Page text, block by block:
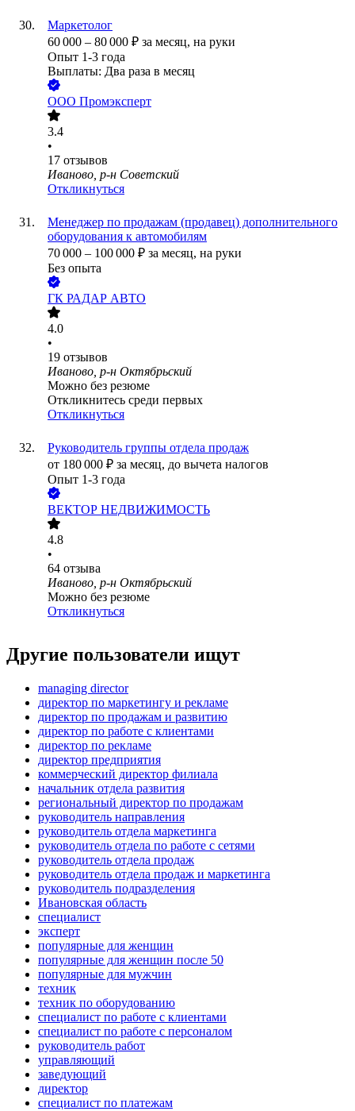
Маркетолог
60 000 – 80 000 ₽ за месяц, на руки
Опыт 1-3 года
Выплаты: Два раза в месяц
ООО Промэксперт
3.4
•
17 отзывов
Иваново, р-н Советский
Откликнуться
Менеджер по продажам (продавец) дополнительного
оборудования к автомобилям
70 000 – 100 000 ₽ за месяц, на руки
Без опыта
ГК РАДАР АВТО
4.0
•
19 отзывов
Иваново, р-н Октябрьский
Можно без резюме
Откликнитесь среди первых
Откликнуться
Руководитель группы отдела продаж
от 180 000 ₽ за месяц, до вычета налогов
Опыт 1-3 года
ВЕКТОР НЕДВИЖИМОСТЬ
4.8
•
64 отзыва
Иваново, р-н Октябрьский
Можно без резюме
Откликнуться
Другие пользователи ищут
managing director
директор по маркетингу и рекламе
директор по продажам и развитию
директор по работе с клиентами
директор по рекламе
директор предприятия
коммерческий директор филиала
начальник отдела развития
региональный директор по продажам
руководитель направления
руководитель отдела маркетинга
руководитель отдела по работе с сетями
руководитель отдела продаж
руководитель отдела продаж и маркетинга
руководитель подразделения
Ивановская область
специалист
эксперт
популярные для женщин
популярные для женщин после 50
популярные для мужчин
техник
техник по оборудованию
специалист по работе с клиентами
специалист по работе с персоналом
руководитель работ
управляющий
заведующий
директор
специалист по платежам